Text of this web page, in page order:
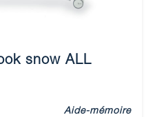
snow ALL
Aide-mémoire